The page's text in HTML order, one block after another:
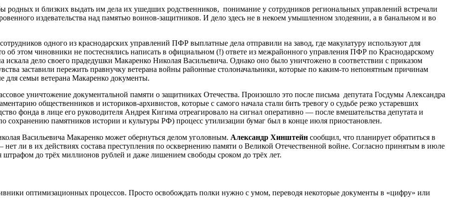
родных и близких выдать им дела их ушедших родственников, понимание у сотрудников региональных управлений встречали
издевательства над памятью воинов-защитников. И дело здесь не в некоем умышленном злодеянии, а в банальном и во
одного из краснодарских управлений ПФР выплатные дела отправили на завод, где макулатуру используют для
об этом чиновники не постеснялись написать в официальном (!) ответе из межрайонного управления ПФР по Краснодарскому
дело своего прадедушки Макаренко Николая Васильевича. Однако оно было уничтожено в соответствии с приказом
заставили пережить правнучку ветерана войны районные столоначальники, которые по каким-то непонятным причинам
для семьи ветерана Макаренко документы.
уничтожение документальной памяти о защитниках Отечества. Произошло это после письма депутата Госдумы Александра
общественников и историков-архивистов, которые с самого начала стали бить тревогу о судьбе резко устаревших
фонда в лице его руководителя Андрея Кигима отреагировало на сигнал оперативно — после вмешательства депутата и
сохранению памятников истории и культуры РФ) процесс утилизации бумаг был в конце июля приостановлен.
Васильевича Макаренко может обернуться делом уголовным. Александр Хинштейн сообщил, что планирует обратиться в
ли в их действиях состава преступления по осквернению памяти о Великой Отечественной войне. Согласно принятым в июле
штрафом до трёх миллионов рублей и даже лишением свободы сроком до трёх лет.
оптимизационных процессов. Просто освобождать полки нужно с умом, переводя некоторые документы в «цифру» или